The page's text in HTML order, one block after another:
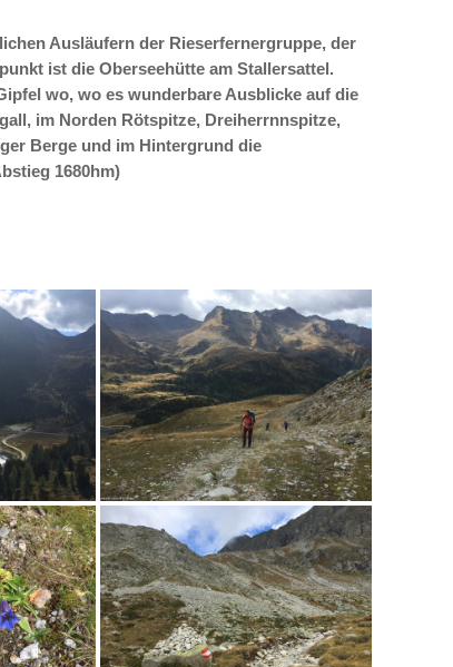
Ausläufern der Rieserfernergruppe, der
ist die Oberseehütte am Stallersattel.
wo, wo es wunderbare Ausblicke auf die
im Norden Rötspitze, Dreiherrnnspitze,
Berge und im Hintergrund die
1680hm)